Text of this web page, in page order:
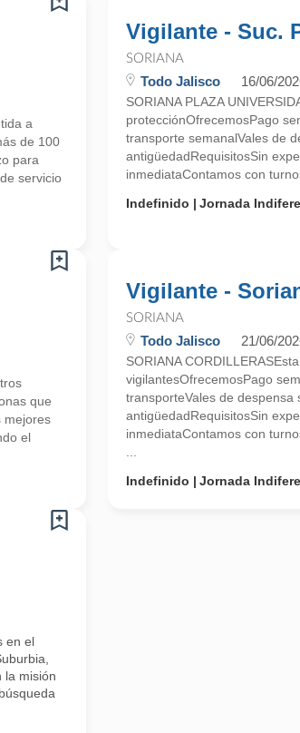
a
de 100
para
servicio
Vigilante - Suc.
SORIANA
Todo Jalisco 16/06/
SORIANA PLAZA
protecciónOfrecemosPago
transporte semanalVales de
antigüedadRequisitosSin
inmediataContamos con
Indefinido
Jornada
que
mejores
el
Vigilante -
SORIANA
Todo Jalisco 21/06/
SORIANA
vigilantesOfrecemosPago
transporteVales de
antigüedadRequisitosSin
inmediataContamos con
Indefinido
Jornada
en el
la misión